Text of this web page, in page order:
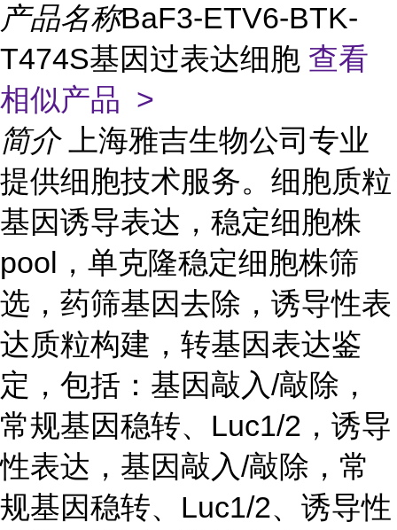
产品名称BaF3-ETV6-BTK-
T474S基因过表达细胞 查看
相似产品 >
简介
上海雅吉生物公司专业
提供细胞技术服务。细胞质粒
基因诱导表达，稳定细胞株
pool，单克隆稳定细胞株筛
选，药筛基因去除，诱导性表
达质粒构建，转基因表达鉴
定，包括：基因敲入/敲除，
常规基因稳转、Luc1/2，诱导
性表达，基因敲入/敲除，常
规基因稳转、Luc1/2、诱导性